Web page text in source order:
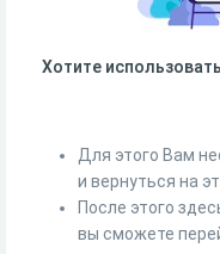
Хотите
Для этого Вам
и вернуться на
После этого
вы сможете